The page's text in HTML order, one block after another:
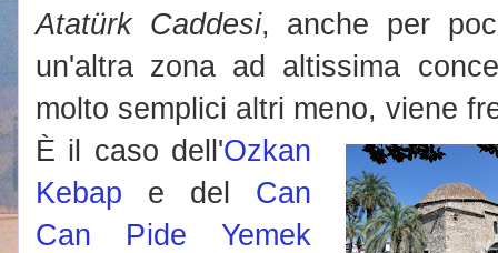
Atatürk Caddesi, anche per
un'altra zona ad altissima
molto semplici altri meno, viene
È il caso dell'Ozkan
Kebap e del Can
Can Pide Yemek